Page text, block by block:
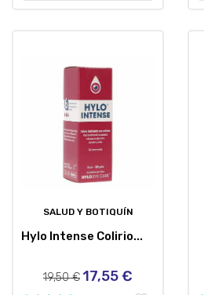
SALUD Y BOTIQUÍN
Hylo Intense Colirio...
Precio
19,50 € Precio
17,55 €